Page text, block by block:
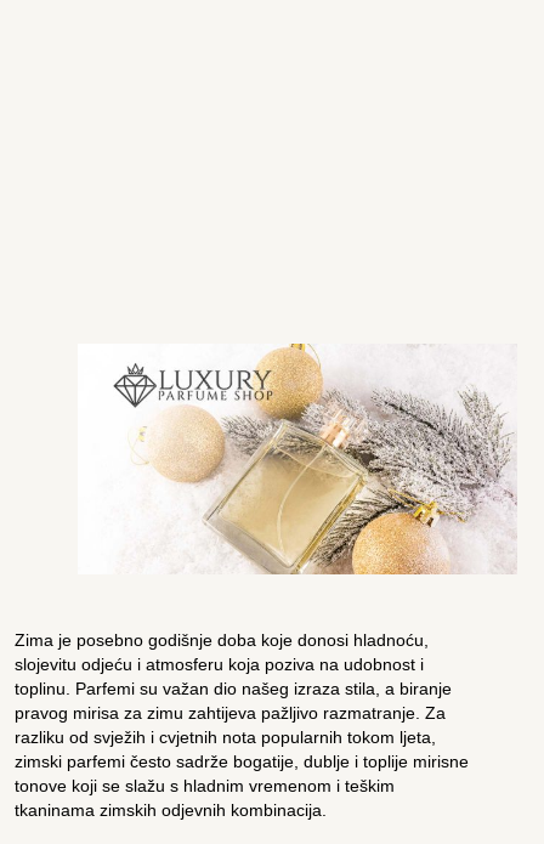
Zima je posebno godišnje doba koje donosi hladnoću,
slojevitu odjeću i atmosferu koja poziva na udobnost i
toplinu. Parfemi su važan dio našeg izraza stila, a biranje
pravog mirisa za zimu zahtijeva pažljivo razmatranje. Za
razliku od svježih i cvjetnih nota popularnih tokom ljeta,
zimski parfemi često sadrže bogatije, dublje i toplije mirisne
tonove koji se slažu s hladnim vremenom i teškim
tkaninama zimskih odjevnih kombinacija.